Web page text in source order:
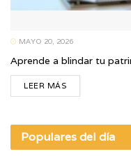
MAYO 20, 2026
Aprende a blindar tu
LEER MÁS
Populares del día